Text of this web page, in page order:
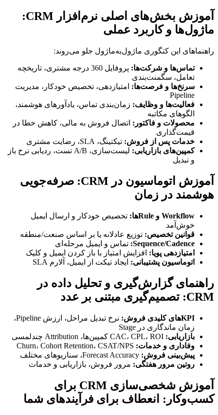
آموزش بخش‌های اصلی نرم‌افزار CRM:
ماژول‌ها و کاربرد عملی
راهنماهای این کتگوری ماژول‌به‌ماژول جلو می‌روند:
تماس‌ها و شرکت‌ها:
پروفایل 360 درجه مشتری، تاریخچه
تعامل، سگمنت‌بندی
سرنخ‌ها و فرصت‌ها: امتیازدهی، تخصیص خودکار، مدیریت
Pipeline
فعالیت‌ها و وظایف: زمان‌بندی تماس، یادآورهای هوشمند،
الگوهای مکاتبه
محصولات و فاکتور: اتصال فروش به مالی، کاهش خطا در
قیمت‌گذاری
خدمات پس از فروش: تیکتینگ، SLA، رضایت مشتری
کمپین‌های بازاریابی:
لیست‌سازی، A/B تست، ردیابی نرخ باز
و تبدیل
آموزش اتوماسیون در CRM: صرفه‌جویی
هوشمند در زمان
Workflow و Ruleها:
تخصیص خودکار و ارسال ایمیل
خوش‌آمد
قوانین تخصیص: توزیع عادلانه یا بر اساس صنعت/منطقه
Sequence/Cadence: تماس و ایمیل مرحله‌ای
امتیازدهی پویا: افزایش امتیاز با باز کردن ایمیل و کلیک
اتوماسیون پشتیبانی: ایجاد تیکت از ایمیل، آلارم SLA
راهنمای گزارش‌گیری و تحلیل داده در
CRM: تصمیم‌گیری مبتنی بر عدد
KPIهای کلیدی فروش:
نرخ تبدیل مراحل، ارزش Pipeline،
زمان ماندگاری در Stage
بازاریابی:
وفاداری و خدمات:
پیش‌بینی فروش:
روتین مرور هفتگی: مرور فروش، بازاریابی و خدمات
آموزش شخصی‌سازی CRM برای
کسب‌وکار: انعطاف برای فرآیندهای شما